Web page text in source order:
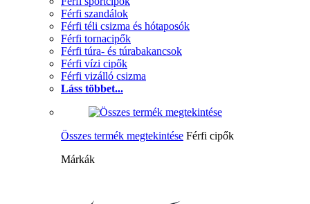
Férfi szandálok
Férfi téli csizma és hótaposók
Férfi tornacipők
Férfi túra- és túrabakancsok
Férfi vízi cipők
Férfi vizálló csizma
Láss többet...
Összes termék megtekintése Férfi cipők
Márkák